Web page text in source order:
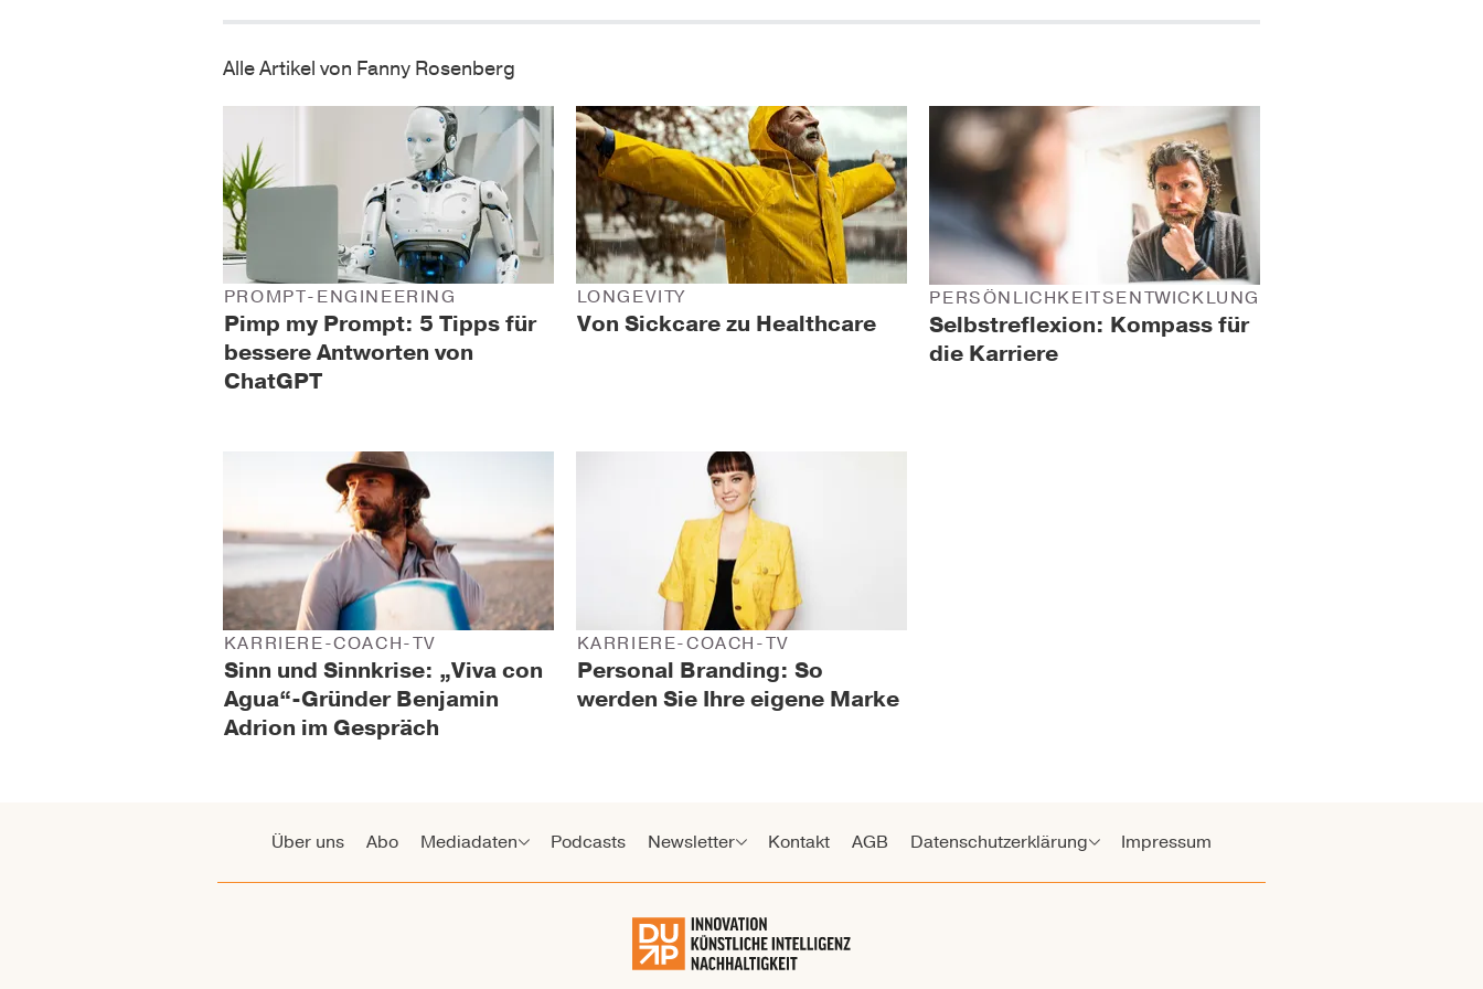
Alle Artikel von Fanny Rosenberg
Pimp my Prompt: 5 Tipps für
bessere Antworten von
ChatGPT
PROMPT-ENGINEERING
Von Sickcare zu Healthcare
LONGEVITY
Selbstreflexion: Kompass für
die Karriere
PERSÖNLICHKEITSENTWICKLUNG
Sinn und Sinnkrise: „Viva con
Agua“-Gründer Benjamin
Adrion im Gespräch
KARRIERE-COACH-TV
Personal Branding: So
werden Sie Ihre eigene Marke
KARRIERE-COACH-TV
Über uns Abo Mediadaten Podcasts Newsletter Kontakt AGB Datenschutzerklärung Impressum